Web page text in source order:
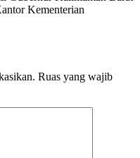
Kementerian
Ruas yang wajib